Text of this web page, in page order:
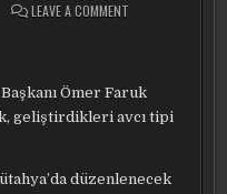
LEAVE A COMMENT
YARIŞACAK
Ömer Faruk
geliştirdikleri avcı tipi
düzenlenecek